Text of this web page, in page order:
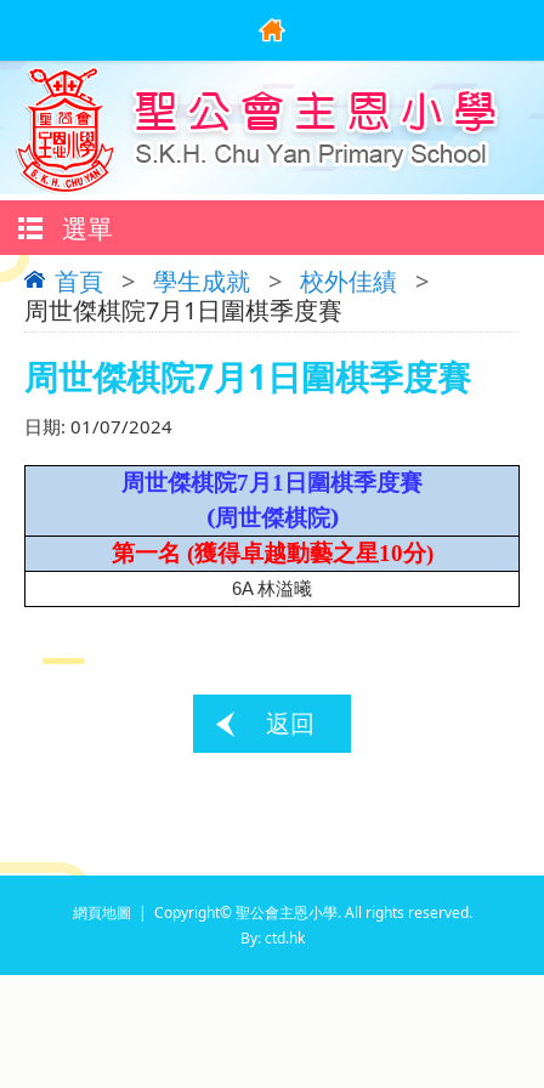
選單
首頁 > 學生成就 > 校外佳績 >
周世傑棋院7月1日圍棋季度賽
周世傑棋院7月1日圍棋季度賽
日期: 01/07/2024
周世傑棋院7月1日圍棋季度賽
(周世傑棋院)
第一名 (獲得卓越動藝之星10分)
6A 林溢曦
返回
網頁地圖 | Copyright© 聖公會主恩小學. All rights reserved.
By: ctd.hk